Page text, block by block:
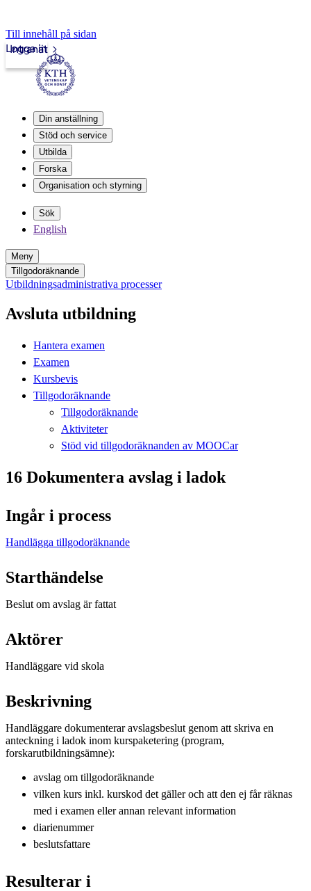
Till innehåll på sidan
Intranät
Logga in
Din anställning
Stöd och service
Utbilda
Forska
Organisation och styrning
Sök
English
Meny
Tillgodoräknande
Utbildningsadministrativa processer
Avsluta utbildning
Hantera examen
Examen
Kursbevis
Tillgodoräknande
Tillgodoräknande
Aktiviteter
Stöd vid tillgodoräknanden av MOOCar
16 Dokumentera avslag i ladok
Ingår i process
Handlägga tillgodoräknande
Starthändelse
Beslut om avslag är fattat
Aktörer
Handläggare vid skola
Beskrivning
Handläggare dokumenterar avslagsbeslut genom att skriva en
anteckning i ladok inom kurspaketering (program,
forskarutbildningsämne):
avslag om tillgodoräknande
vilken kurs inkl. kurskod det gäller och att den ej får räknas
med i examen eller annan relevant information
diarienummer
beslutsfattare
Resulterar i